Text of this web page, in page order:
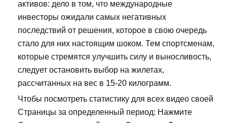
активов: дело в том, что международные
инвесторы ожидали самых негативных
последствий от решения, которое в свою очередь
стало для них настоящим шоком. Тем спортсменам,
которые стремятся улучшить силу и выносливость,
следует остановить выбор на жилетах,
рассчитанных на вес в 15-20 килограмм.
Чтобы посмотреть статистику для всех видео своей
Страницы за определенный период: Нажмите